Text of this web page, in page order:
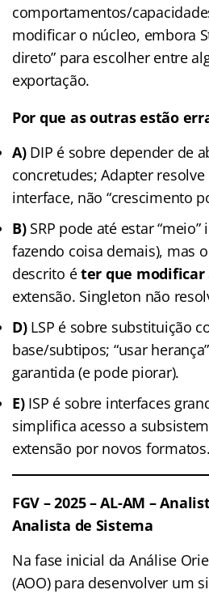
comportamentos/
modificar o núcleo, embora
direto” para escolher entre
exportação.
Por que as outras estão
A)DIP é sobre depender de
concretudes; Adapter
interface, não “crescimento
B)SRP pode até estar
fazendo coisa demais), mas
descrito éter que modificar
extensão. Singleton não
D)LSP é sobre substituição
base/subtipos; “usar
garantida (e pode piorar).
E)ISP é sobre interfaces
simplifica acesso a
extensão por novos formatos.
FGV – 2025 – AL-AM –
Analista de Sistema
Na fase inicial da Análise
(AOO) para desenvolver um